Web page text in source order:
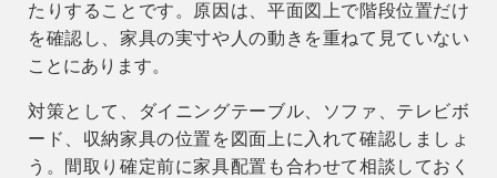
たりすることです。原因は、平面図上で階段位置だけ
を確認し、家具の実寸や人の動きを重ねて見ていない
ことにあります。
対策として、ダイニングテーブル、ソファ、テレビボ
ード、収納家具の位置を図面上に入れて確認しましょ
う。間取り確定前に家具配置も合わせて相談しておく